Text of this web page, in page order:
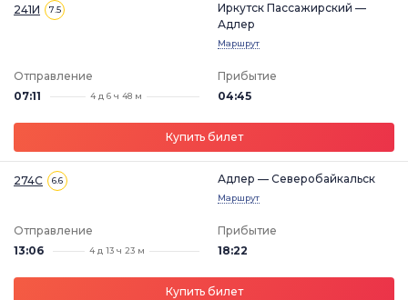
241И 7.5
Иркутск Пассажирский —
Адлер
Маршрут
Отправление
07:11
4 д 6 ч 48 м
Прибытие
04:45
Купить билет
274С 6.6 Адлер — Северобайкальск
Маршрут
Отправление
13:06
4 д 13 ч 23 м
Прибытие
18:22
Купить билет